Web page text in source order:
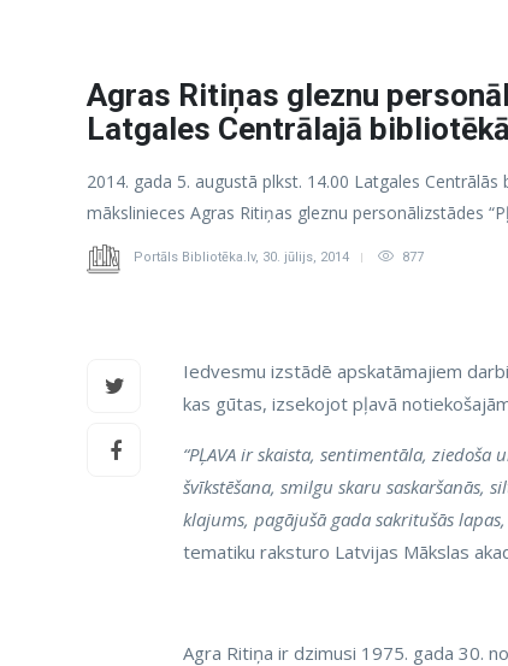
Agras Ritiņas gleznu
Latgales Centrālajā bibliotēkā
2014. gada 5. augustā plkst. 14.00 Latgales
mākslinieces Agras Ritiņas gleznu personālizstādes
Portāls Bibliotēka.lv, 30. jūlijs, 2014 877
Iedvesmu izstādē apskatāmajiem
kas gūtas, izsekojot pļavā
“PĻAVA ir skaista, sentimentāla,
švīkstēšana, smilgu skaru saskaršanās,
klajums, pagājušā gada sakritušās
tematiku raksturo Latvijas Mākslas
Agra Ritiņa ir dzimusi 1975. gada 30.